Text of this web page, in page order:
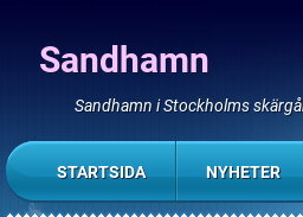
Sandhamn
Sandhamn i Stockholms
STARTSIDA NYHETER